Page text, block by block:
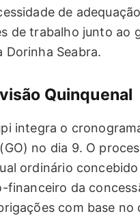
de
de trabalho junto ao
Dorinha Seabra.
Quinquenal
integra o
no dia 9. O
ordinário
financeiro da
com base